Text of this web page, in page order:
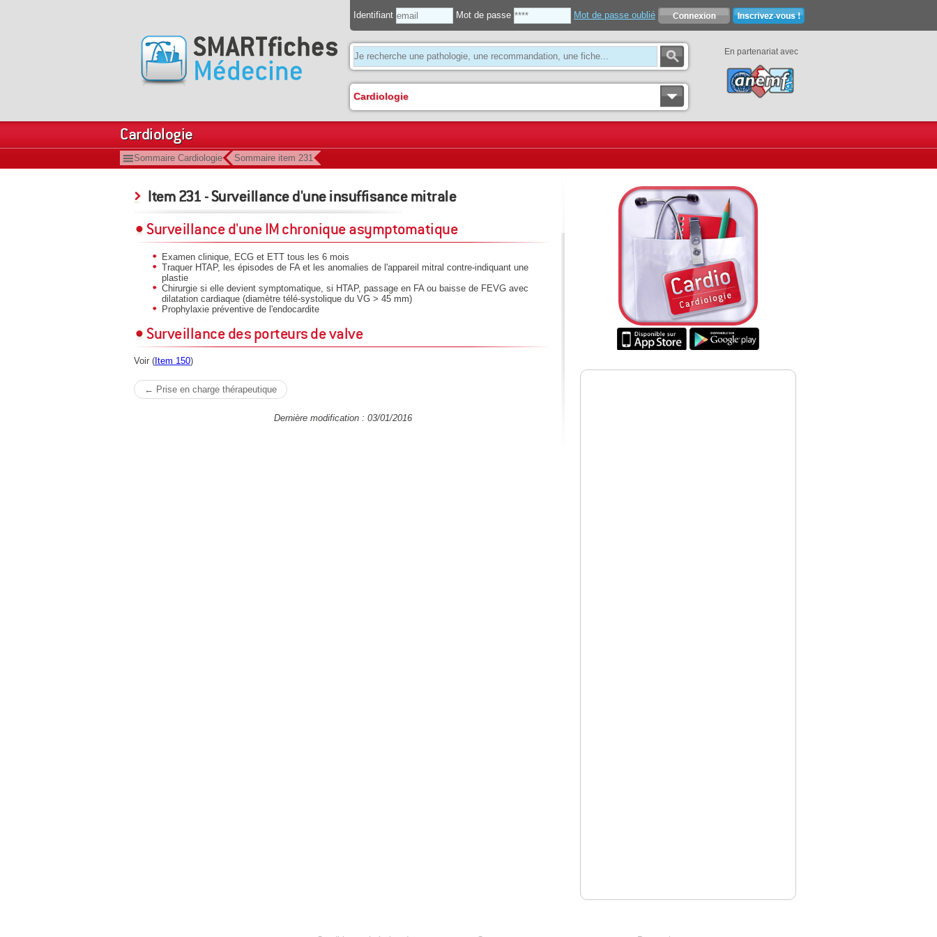
Identifiant Mot de passe Mot de passe oublié
Cardiologie
En partenariat avec
Cardiologie
Sommaire Cardiologie Sommaire item 231
Item 231 - Surveillance d'une insuffisance mitrale
Surveillance d'une IM chronique asymptomatique
Examen clinique, ECG et ETT tous les 6 mois
Traquer HTAP, les épisodes de FA et les anomalies de l'appareil mitral contre-indiquant une
plastie
Chirurgie si elle devient symptomatique, si HTAP, passage en FA ou baisse de FEVG avec
dilatation cardiaque (diamètre télé-systolique du VG > 45 mm)
Prophylaxie préventive de l'endocardite
Surveillance des porteurs de valve
Voir ( Item 150)
← Prise en charge thérapeutique
Dernière modification : 03/01/2016